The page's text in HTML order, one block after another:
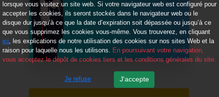
lorsque vous visitez un site web. Si votre navigateur web est configuré pour
accepter les cookies, ils seront stockés dans le navigateur web ou le
disque dur jusqu’à ce que la date d’expiration soit dépassée ou jusqu’à ce
que vous supprimez les cookies vous-même. Vous trouverez, en cliquant
ici, les explications de notre utilisation des cookies sur nos sites Web et la
raison pour laquelle nous les utilisons. En poursuivant votre navigation,
vous acceptez le dépôt de cookies tiers et les conditions générales du site.
Je refuse J'accepte